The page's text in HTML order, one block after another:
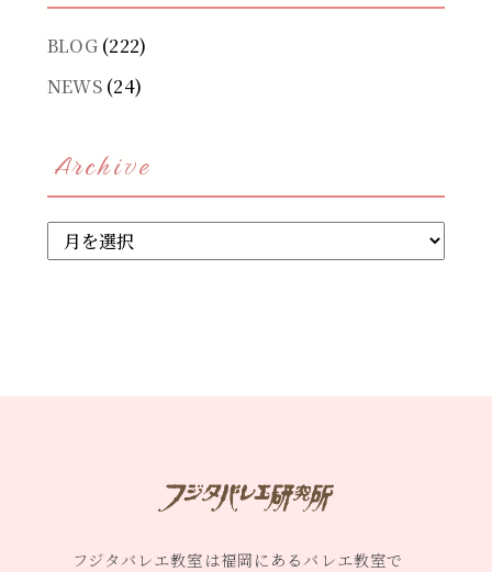
BLOG(222)
NEWS(24)
Archive
Archive
フジタバレエ教室は福岡にあるバレエ教室で